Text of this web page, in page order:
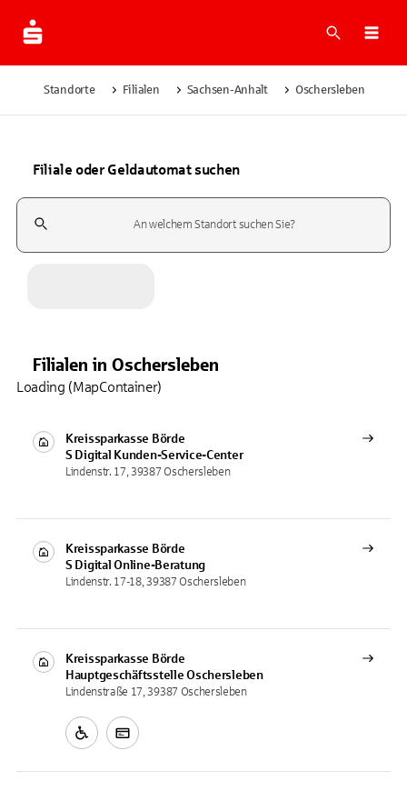
Suche
Standorte Filialen Sachsen-Anhalt Oschersleben
Filiale oder Geldautomat suchen
Suchfeld
Filialen in Oschersleben
Kreissparkasse Börde
S Digital Kunden-Service-Center
Lindenstr. 17, 39387 Oschersleben
Kreissparkasse Börde
S Digital Online-Beratung
Lindenstr. 17-18, 39387 Oschersleben
Kreissparkasse Börde
Hauptgeschäftsstelle Oschersleben
Lindenstraße 17, 39387 Oschersleben
Loading (MapContainer)